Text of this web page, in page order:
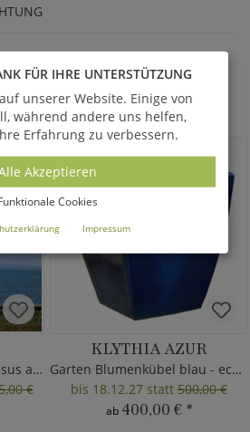
- SALE %
Alle anzeigen
XXL Garten Skulptur Pegasus aus Metall
€
SALE
KLYTHIA AZUR
Garten Blumenkübel blau - eckig
bis 18.12.27 statt500,00 €
ab 400,00 € *
FÜR IHRE UNTERSTÜTZUNG
unserer Website. Einige von
während andere uns helfen,
Erfahrung zu verbessern.
Akzeptieren
Cookies
Impressum